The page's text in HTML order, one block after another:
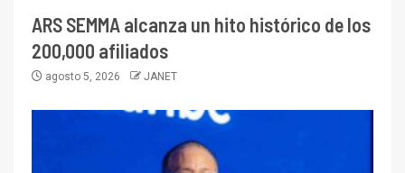
ARS SEMMA alcanza un hito histórico de los
200,000 afiliados
agosto 5, 2026 JANET